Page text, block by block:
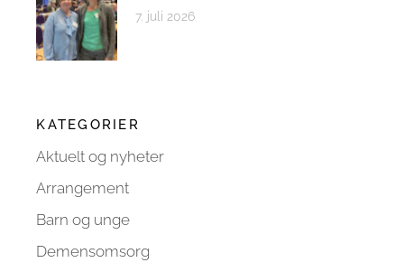
7. juli 2026
KATEGORIER
Aktuelt og nyheter
Arrangement
Barn og unge
Demensomsorg